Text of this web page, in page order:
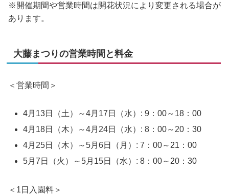
※開催期間や営業時間は開花状況により変更される場合が
あります。
大藤まつりの営業時間と料金
＜営業時間＞
4月13日（土）～4月17日（水）: 9：00～18：00
4月18日（木）～4月24日（水）: 8：00～20：30
4月25日（木）～5月6日（月）: 7：00～21：00
5月7日（火）～5月15日（水）: 8：00～20：30
＜1日入園料＞